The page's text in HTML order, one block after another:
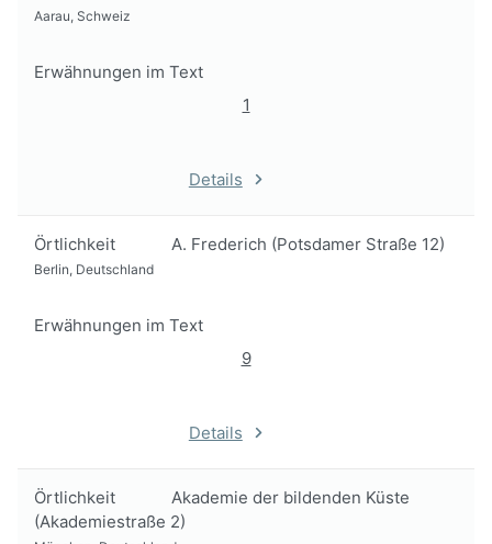
Aarau, Schweiz
Erwähnungen im Text
1
Details
Örtlichkeit A. Frederich (Potsdamer Straße 12)
Berlin, Deutschland
Erwähnungen im Text
9
Details
Örtlichkeit
Akademie der bildenden Küste
(Akademiestraße 2)